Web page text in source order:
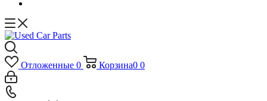
Отложенные 0 Корзина0 0